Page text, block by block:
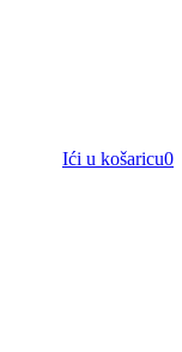
Ići u košaricu0